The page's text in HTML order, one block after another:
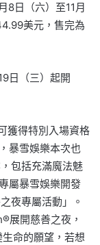
8日（六）至11月
美元，售完為
日（三）起開
獲得特別入場資格
暴雪娛樂本次也
包括充滿魔法魅
屬暴雪娛樂開發
夜專屬活動」。
展開慈善之夜，
命的願望，若想